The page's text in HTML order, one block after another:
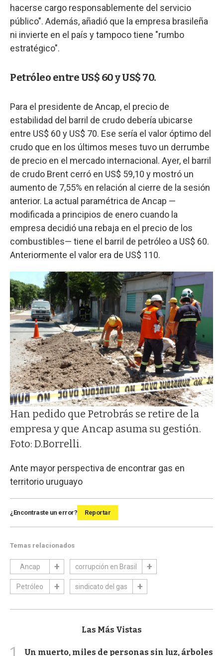
hacerse cargo responsablemente del servicio
público". Además, añadió que la empresa brasileña
ni invierte en el país y tampoco tiene "rumbo
estratégico".
Petróleo entre US$ 60 y US$ 70.
Para el presidente de Ancap, el precio de
estabilidad del barril de crudo debería ubicarse
entre US$ 60 y US$ 70. Ese sería el valor óptimo del
crudo que en los últimos meses tuvo un derrumbe
de precio en el mercado internacional. Ayer, el barril
de crudo Brent cerró en US$ 59,10 y mostró un
aumento de 7,55% en relación al cierre de la sesión
anterior. La actual paramétrica de Ancap —
modificada a principios de enero cuando la
empresa decidió una rebaja en el precio de los
combustibles— tiene el barril de petróleo a US$ 60.
Anteriormente el valor era de US$ 110.
Han pedido que Petrobrás se retire de la
empresa y que Ancap asuma su gestión.
Foto: D.Borrelli.
Ante mayor perspectiva de encontrar gas en
territorio uruguayo
¿Encontraste un error? Reportar
Temas relacionados
Ancap corrupción en Brasil
Petróleo sindicato del gas
Las Más Vistas
Un muerto, miles de personas sin luz, árboles